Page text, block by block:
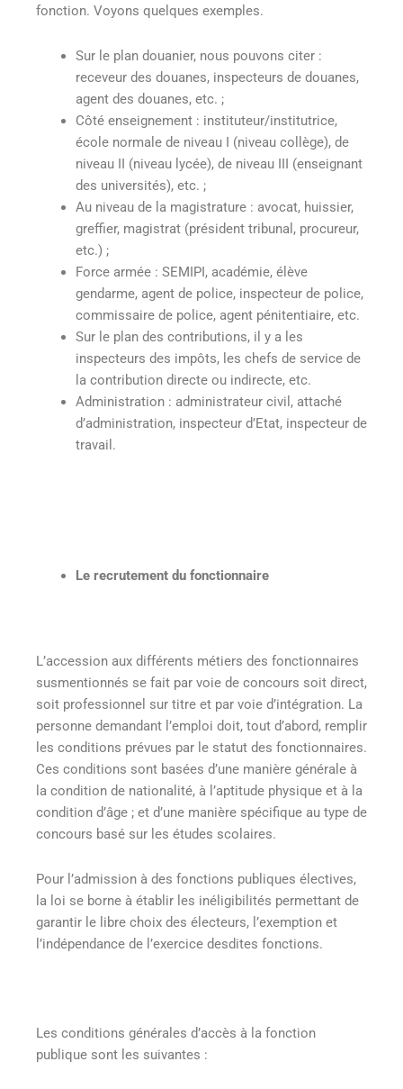
fonction. Voyons quelques exemples.
Sur le plan douanier, nous pouvons citer :
receveur des douanes, inspecteurs de douanes,
agent des douanes, etc. ;
Côté enseignement : instituteur/institutrice,
école normale de niveau I (niveau collège), de
niveau II (niveau lycée), de niveau III (enseignant
des universités), etc. ;
Au niveau de la magistrature : avocat, huissier,
greffier, magistrat (président tribunal, procureur,
etc.) ;
Force armée : SEMIPI, académie, élève
gendarme, agent de police, inspecteur de police,
commissaire de police, agent pénitentiaire, etc.
Sur le plan des contributions, il y a les
inspecteurs des impôts, les chefs de service de
la contribution directe ou indirecte, etc.
Administration : administrateur civil, attaché
d’administration, inspecteur d’Etat, inspecteur de
travail.
Le recrutement du fonctionnaire
L’accession aux différents métiers des fonctionnaires
susmentionnés se fait par voie de concours soit direct,
soit professionnel sur titre et par voie d’intégration. La
personne demandant l’emploi doit, tout d’abord, remplir
les conditions prévues par le statut des fonctionnaires.
Ces conditions sont basées d’une manière générale à
la condition de nationalité, à l’aptitude physique et à la
condition d’âge ; et d’une manière spécifique au type de
concours basé sur les études scolaires.
Pour l’admission à des fonctions publiques électives,
la loi se borne à établir les inéligibilités permettant de
garantir le libre choix des électeurs, l’exemption et
l’indépendance de l’exercice desdites fonctions.
Les conditions générales d’accès à la fonction
publique sont les suivantes :